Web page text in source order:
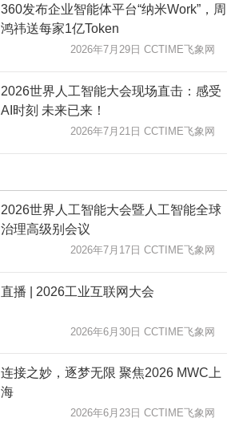
360发布企业智能体平台“纳米Work”，周
鸿祎送每家1亿Token
2026年7月29日 CCTIME飞象网
2026世界人工智能大会现场直击：感受
AI时刻 未来已来！
2026年7月21日 CCTIME飞象网
2026世界人工智能大会暨人工智能全球
治理高级别会议
2026年7月17日 CCTIME飞象网
直播 | 2026工业互联网大会
2026年6月30日 CCTIME飞象网
连接之妙，逐梦无限 聚焦2026 MWC上
海
2026年6月23日 CCTIME飞象网